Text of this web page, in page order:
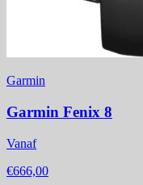
Garmin
Garmin Fenix 8
Vanaf
€666,00